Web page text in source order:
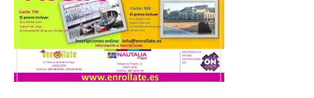
protagonizan la oferta
cultural de este fin de
semana dentro del
programa Salamanca
Plazas y Patios